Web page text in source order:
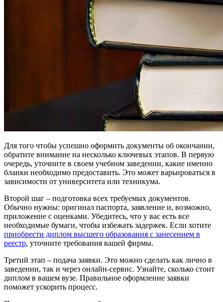
Для того чтобы успешно оформить документы об окончании,
обратите внимание на несколько ключевых этапов. В первую
очередь, уточните в своем учебном заведении, какие именно
бланки необходимо предоставить. Это может варьироваться в
зависимости от университета или техникума.
Второй шаг – подготовка всех требуемых документов.
Обычно нужны: оригинал паспорта, заявление и, возможно,
приложение с оценками. Убедитесь, что у вас есть все
необходимые бумаги, чтобы избежать задержек. Если хотите
приобрести диплом высшего образования с занесением в
реестр, уточните требования вашей фирмы.
Третий этап – подача заявки. Это можно сделать как лично в
заведении, так и через онлайн-сервис. Узнайте, сколько стоит
диплом в вашем вузе. Правильное оформление заявки
поможет ускорить процесс.